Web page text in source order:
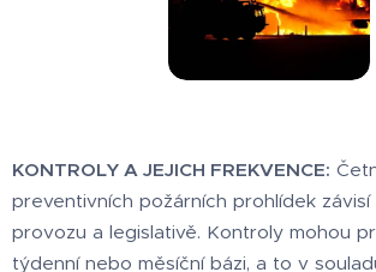
KONTROLY A JEJICH FREKVENCE:
preventivních požárních prohlídek
provozu a legislativě. Kontroly mohou
týdenní nebo měsíční bázi, a to v